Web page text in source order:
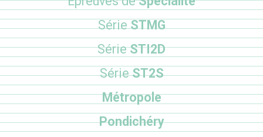
SérieSTMG
SérieSTI2D
SérieST2S
Métropole
Pondichéry